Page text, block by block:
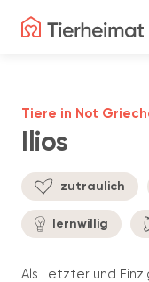
Ilios
Tiere in Not
zutraulich
lernwillig
Als Letzter und